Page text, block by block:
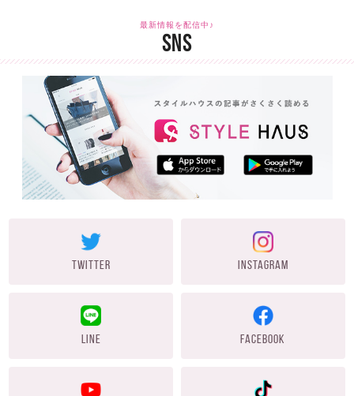
最新情報を配信中♪
SNS
TWITTER INSTAGRAM
LINE FACEBOOK